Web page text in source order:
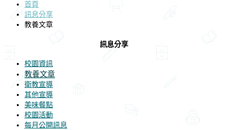
首頁
訊息分享
教養文章
訊息分享
校園資訊
教養文章
衛教宣導
其他宣導
美味餐點
校園活動
每月公開訊息